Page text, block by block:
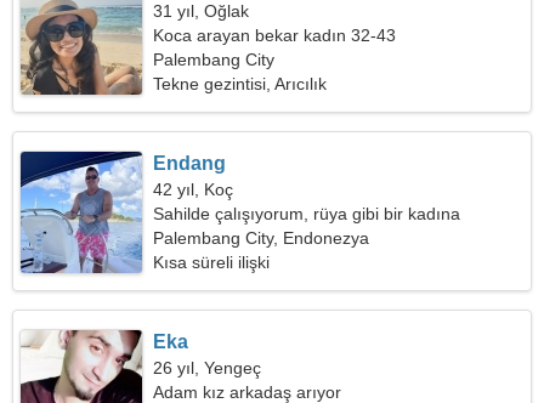
31 yıl, Oğlak
Koca arayan bekar kadın 32-43
Palembang City
Tekne gezintisi, Arıcılık
Endang
42 yıl, Koç
Sahilde çalışıyorum, rüya gibi bir kadına
ihtiyacım var
Palembang City, Endonezya
Kısa süreli ilişki
Eka
26 yıl, Yengeç
Adam kız arkadaş arıyor